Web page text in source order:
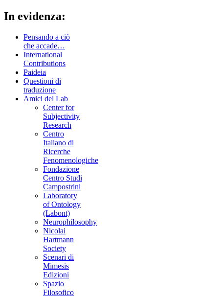
In evidenza:
Pensando a ciò
che accade…
International
Contributions
Paideia
Questioni di
traduzione
Amici del Lab
Center for
Subjectivity
Research
Centro
Italiano di
Ricerche
Fenomenologiche
Fondazione
Centro Studi
Campostrini
Laboratory
of Ontology
(Labont)
Neurophilosophy
Nicolai
Hartmann
Society
Scenari di
Mimesis
Edizioni
Spazio
Filosofico